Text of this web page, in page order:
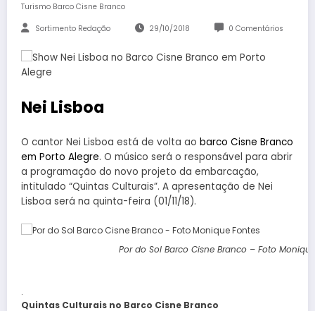
Turismo Barco Cisne Branco
Sortimento Redação 29/10/2018 0 Comentários
Nei Lisboa
O cantor Nei Lisboa está de volta ao barco Cisne Branco
em Porto Alegre. O músico será o responsável para abrir
a programação do novo projeto da embarcação,
intitulado “Quintas Culturais”. A apresentação de Nei
Lisboa será na quinta-feira (01/11/18).
Por do Sol Barco Cisne Branco – Foto
.
Quintas Culturais no Barco Cisne Branco